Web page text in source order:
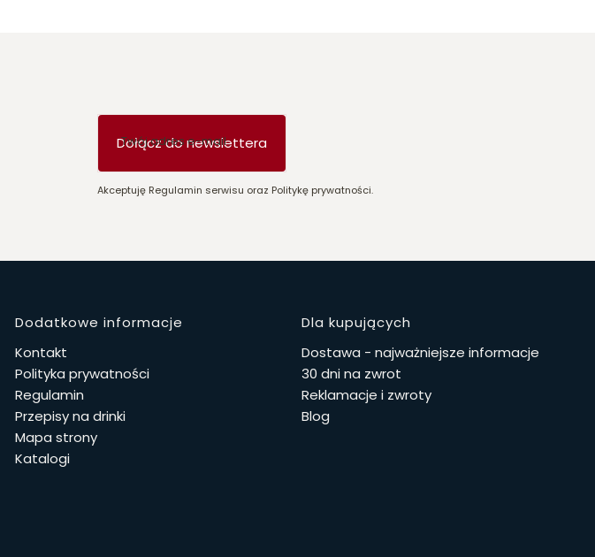
Twój adres e-mail
Dołącz do newslettera
Akceptuję Regulamin serwisu oraz Politykę prywatności.
Linki w stopce
Dodatkowe informacje
Kontakt
Polityka prywatności
Regulamin
Przepisy na drinki
Mapa strony
Katalogi
Dla kupujących
Dostawa - najważniejsze informacje
30 dni na zwrot
Reklamacje i zwroty
Blog